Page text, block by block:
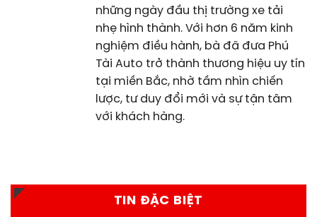
những ngày đầu thị trường xe tải
nhẹ hình thành. Với hơn 6 năm kinh
nghiệm điều hành, bà đã đưa Phú
Tài Auto trở thành thương hiệu uy tín
tại miền Bắc, nhờ tầm nhìn chiến
lược, tư duy đổi mới và sự tận tâm
với khách hàng.
TIN ĐẶC BIỆT